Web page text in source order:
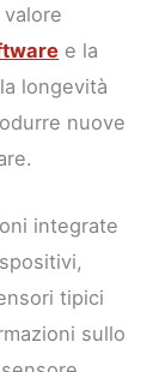
e la
longevità
nuove
integrate
tipici
sullo